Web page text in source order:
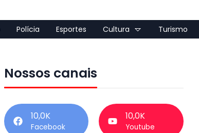
Polícia Esportes Cultura Turismo
Nossos canais
10,0K
Facebook
10,0K
Youtube